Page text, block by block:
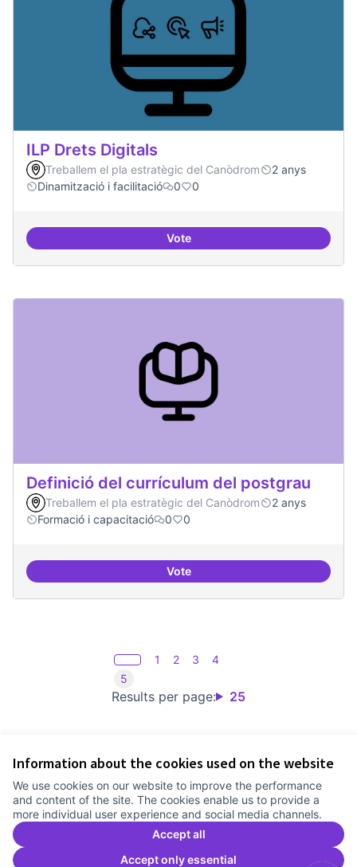
Information about the cookies used on the website
We use cookies on our website to improve the performance
and content of the site. The cookies enable us to provide a
more individual user experience and social media channels.
Accept all
Accept only essential
ILP Drets Digitals
Treballem el pla estratègic del Canòdrom
2 anys
Dinamització i facilitació
0 0
VoteILP Drets Digitals
Definició del currículum del postgrau
Treballem el pla estratègic del Canòdrom
2 anys
Formació i capacitació
0 0
VoteDefinició del currículum del
Results per page: 25
1 2 3
4
5
Cookie settings
Comunitat Canòdrom at Facebook
(External link)
Comunitat Canòdrom at Instagram
(External link)
Comunitat Canòdrom at YouTube
(External link)
English
Triar la llengua Elegir el idiomaChoose language